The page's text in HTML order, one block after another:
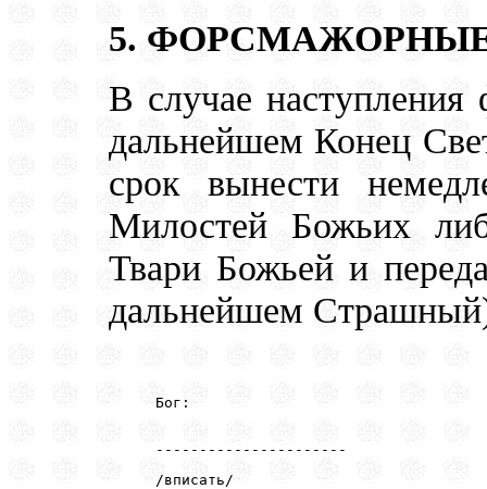
5.
В случае наступления
дальнейшем Конец
срок вынести
Милостей Божьих
Твари Божьей и
дальнейшем
Бог:
----------------------
/вписать/